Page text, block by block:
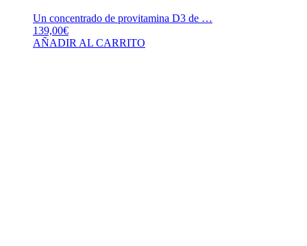
Un concentrado de provitamina D3 de …
139,00€
AÑADIR AL CARRITO